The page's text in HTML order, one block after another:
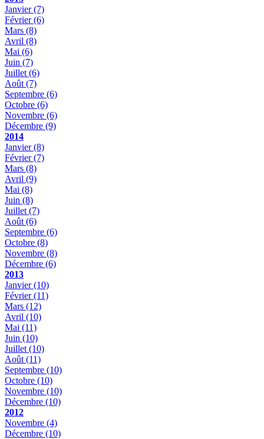
Janvier(7)
Février(6)
Mars (8)
Avril (8)
Mai (6)
Juin (7)
Juillet (6)
Août (7)
Septembre (6)
Octobre (6)
Novembre (6)
Décembre (9)
2014
Janvier(8)
Février(7)
Mars (8)
Avril (9)
Mai (8)
Juin (8)
Juillet (7)
Août (6)
Septembre (6)
Octobre (8)
Novembre (8)
Décembre (6)
2013
Janvier(10)
Février(11)
Mars (12)
Avril (10)
Mai (11)
Juin (10)
Juillet (10)
Août (11)
Septembre (10)
Octobre (10)
Novembre (10)
Décembre (10)
2012
Novembre (4)
Décembre (10)